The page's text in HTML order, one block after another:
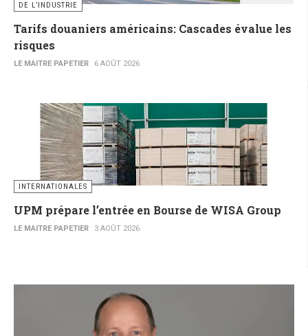
DE L’INDUSTRIE
Tarifs douaniers américains: Cascades évalue les
risques
LE MAITRE PAPETIER 6 AOÛT 2026
INTERNATIONALES
UPM prépare l’entrée en Bourse de WISA Group
LE MAITRE PAPETIER 3 AOÛT 2026